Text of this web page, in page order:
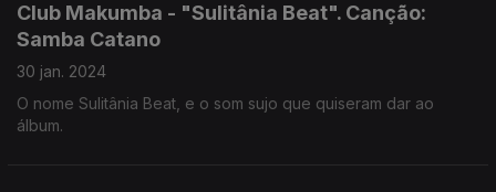
Club Makumba - "Sulitânia Beat". Canção:
Samba Catano
30 jan. 2024
O nome Sulitânia Beat, e o som sujo que quiseram dar ao
álbum.